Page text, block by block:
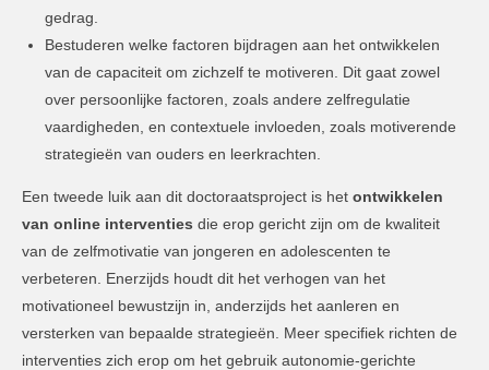
gedrag.
Bestuderen welke factoren bijdragen aan het ontwikkelen
van de capaciteit om zichzelf te motiveren. Dit gaat zowel
over persoonlijke factoren, zoals andere zelfregulatie
vaardigheden, en contextuele invloeden, zoals motiverende
strategieën van ouders en leerkrachten.
Een tweede luik aan dit doctoraatsproject is het ontwikkelen
van online interventies die erop gericht zijn om de kwaliteit
van de zelfmotivatie van jongeren en adolescenten te
verbeteren. Enerzijds houdt dit het verhogen van het
motivationeel bewustzijn in, anderzijds het aanleren en
versterken van bepaalde strategieën. Meer specifiek richten de
interventies zich erop om het gebruik autonomie-gerichte